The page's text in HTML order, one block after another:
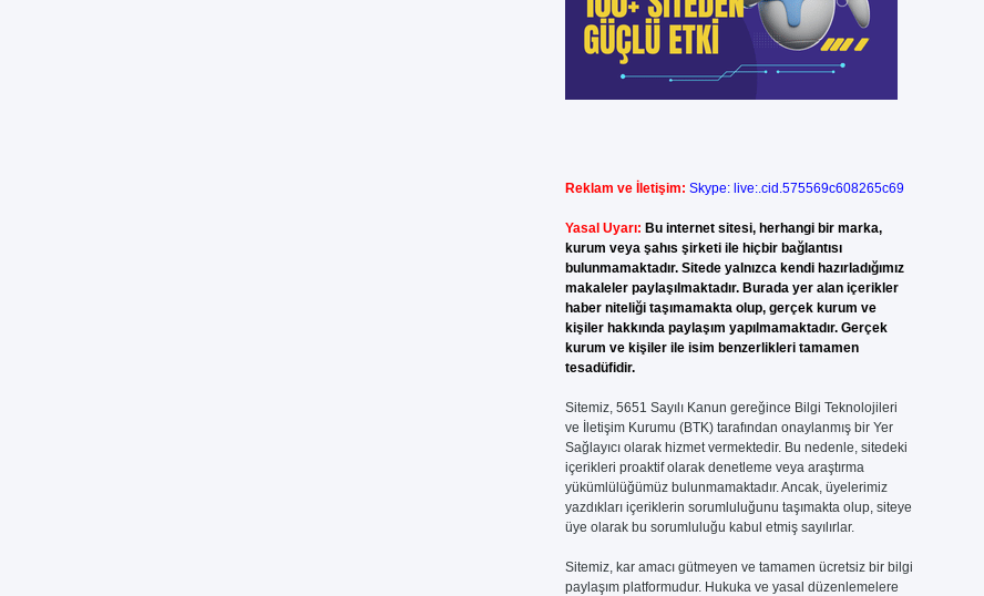
Reklam ve İletişim: Skype: live:.cid.575569c608265c69
Yasal Uyarı: Bu internet sitesi, herhangi bir marka,
kurum veya şahıs şirketi ile hiçbir bağlantısı
bulunmamaktadır. Sitede yalnızca kendi hazırladığımız
makaleler paylaşılmaktadır. Burada yer alan içerikler
haber niteliği taşımamakta olup, gerçek kurum ve
kişiler hakkında paylaşım yapılmamaktadır. Gerçek
kurum ve kişiler ile isim benzerlikleri tamamen
tesadüfidir.
Sitemiz, 5651 Sayılı Kanun gereğince Bilgi Teknolojileri
ve İletişim Kurumu (BTK) tarafından onaylanmış bir Yer
Sağlayıcı olarak hizmet vermektedir. Bu nedenle, sitedeki
içerikleri proaktif olarak denetleme veya araştırma
yükümlülüğümüz bulunmamaktadır. Ancak, üyelerimiz
yazdıkları içeriklerin sorumluluğunu taşımakta olup, siteye
üye olarak bu sorumluluğu kabul etmiş sayılırlar.
Sitemiz, kar amacı gütmeyen ve tamamen ücretsiz bir bilgi
paylaşım platformudur. Hukuka ve yasal düzenlemelere